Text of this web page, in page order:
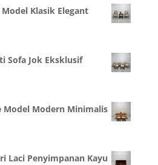
Klasik Elegant
Sofa Jok Eksklusif
Model Modern Minimalis
Laci Penyimpanan Kayu